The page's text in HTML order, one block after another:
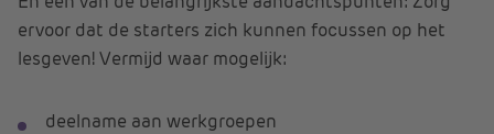
ervoor dat de starters zich kunnen focussen op het
lesgeven! Vermijd waar mogelijk:
deelname aan werkgroepen